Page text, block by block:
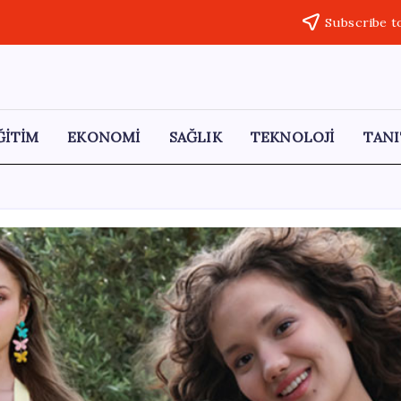
Subscribe
EKONOMİ SAĞLIK TEKNOLOJİ